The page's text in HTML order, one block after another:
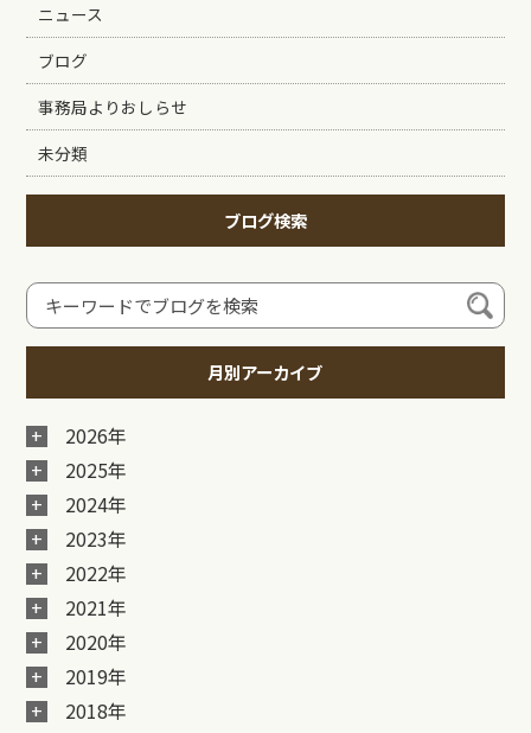
ニュース
ブログ
事務局よりおしらせ
未分類
ブログ検索
月別アーカイブ
2026年
2025年
2024年
2023年
2022年
2021年
2020年
2019年
2018年